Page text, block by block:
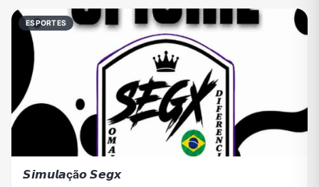
ESPORTES
𝙎𝙞𝙢𝙪𝙡𝙖çã𝙤 𝙎𝙚𝙜𝙭